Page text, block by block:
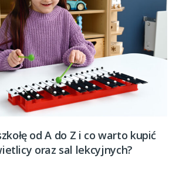
od A do Z i co warto kupić
oraz sal lekcyjnych?